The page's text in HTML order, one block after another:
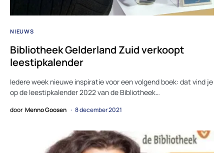
NIEUWS
Bibliotheek Gelderland Zuid verkoopt
leestipkalender
Iedere week nieuwe inspiratie voor een volgend boek: dat vind je
op de leestipkalender 2022 van de Bibliotheek…
door Menno Goosen 8 december 2021